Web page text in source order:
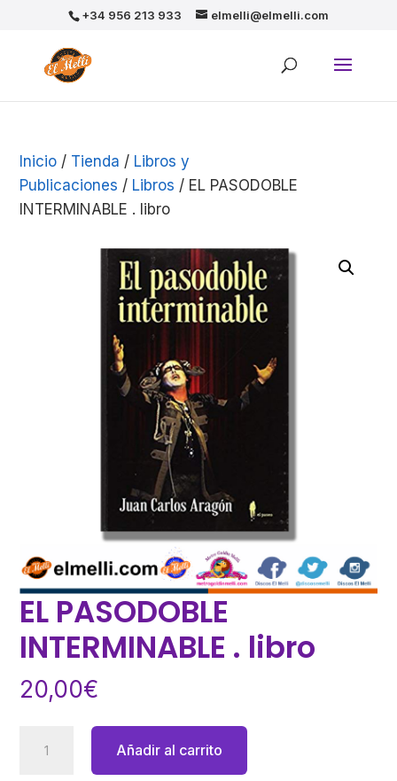
+34 956 213 933 elmelli@elmelli.com
Inicio / Tienda / Libros y
Publicaciones / Libros / EL PASODOBLE
INTERMINABLE . libro
EL PASODOBLE
INTERMINABLE . libro
20,00€
PASODOBLE
Añadir al carrito